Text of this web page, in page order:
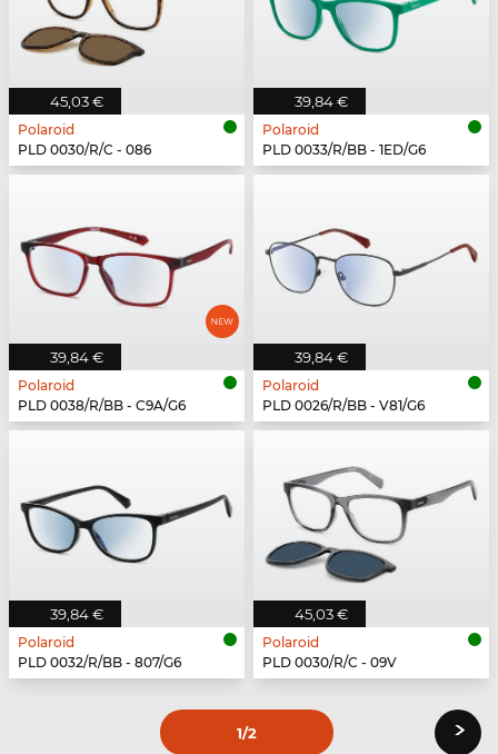
45,03 €
Polaroid
PLD 0030/R/C - 086
39,84 €
Polaroid
PLD 0033/R/BB - 1ED/G6
39,84 €
Polaroid
PLD 0038/R/BB - C9A/G6
39,84 €
Polaroid
PLD 0026/R/BB - V81/G6
39,84 €
Polaroid
PLD 0032/R/BB - 807/G6
45,03 €
Polaroid
PLD 0030/R/C - 09V
1/2 ›